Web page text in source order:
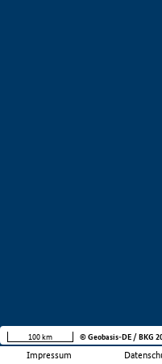
Impressum
100 km © Geobasis-DE / BKG